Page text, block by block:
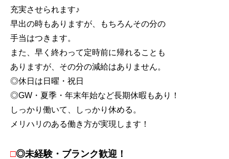
充実させられます♪
早出の時もありますが、もちろんその分の
手当はつきます。
また、早く終わって定時前に帰れることも
ありますが、その分の減給はありません。
◎休日は日曜・祝日
◎GW・夏季・年末年始など長期休暇もあり！
しっかり働いて、しっかり休める。
メリハリのある働き方が実現します！
□◎未経験・ブランク歓迎！